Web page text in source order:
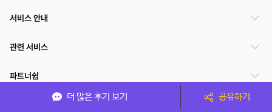
더 많은 후기 보기 공유하기
서비스 안내
관련 서비스
파트너쉽
서비스 제공 국가